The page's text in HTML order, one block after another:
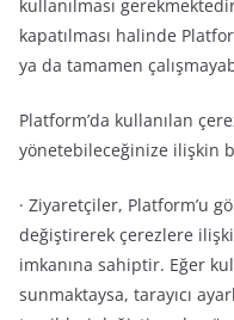
kullanılması
kapatılması halinde
ya da tamamen
Platform’da kullanılan
yönetebileceğinize ilişkin
· Ziyaretçiler, Platform’u
değiştirerek çerezlere
imkanına sahiptir. Eğer
sunmaktaysa, tarayıcı